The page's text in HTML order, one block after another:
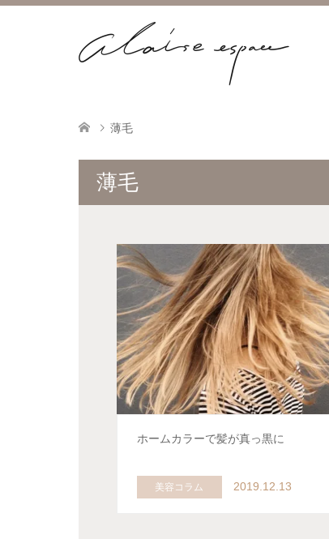
薄毛
薄毛
ホームカラーで髪が真っ黒に
美容コラム 2019.12.13